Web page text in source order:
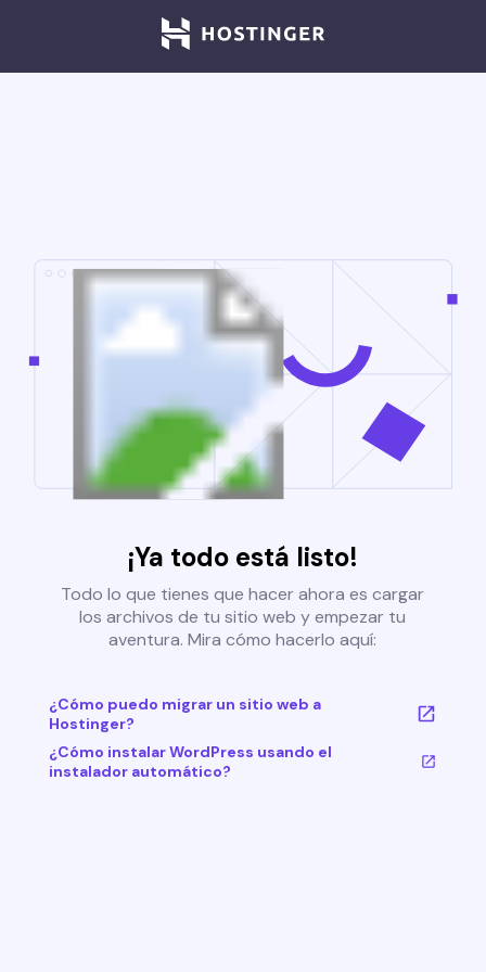
¡Ya todo está listo!
Todo lo que tienes que hacer ahora es cargar
los archivos de tu sitio web y empezar tu
aventura. Mira cómo hacerlo aquí:
¿Cómo puedo migrar un sitio web a
Hostinger?
¿Cómo instalar WordPress usando el
instalador automático?